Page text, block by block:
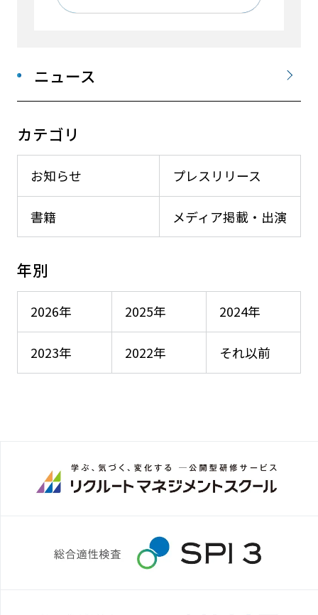
ニュース
カテゴリ
お知らせ プレスリリース
メディア掲載・出演
書籍
年別
2026年 2025年 2024年
2023年 2022年 それ以前